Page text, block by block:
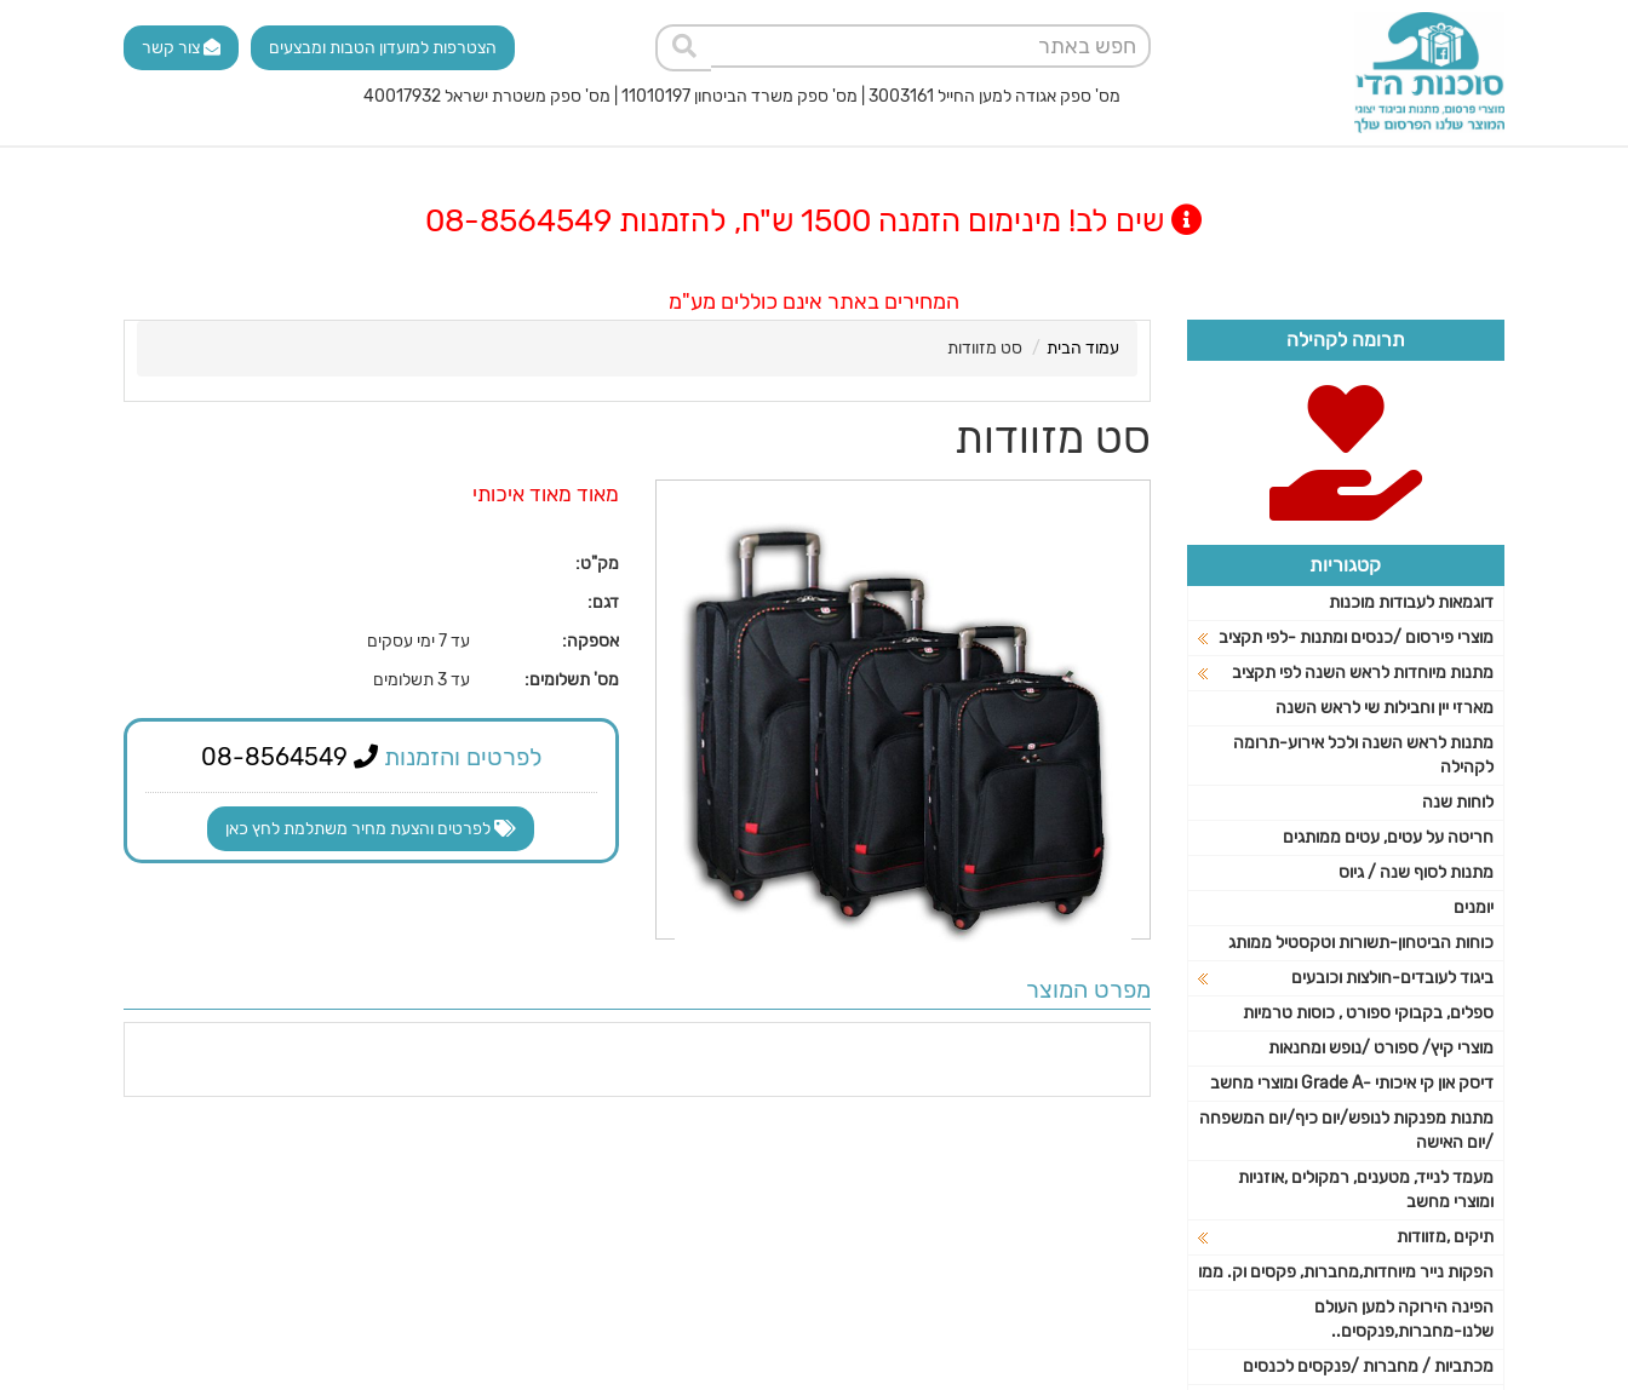
צור קשר הצטרפות למועדון הטבות ומבצעים
מס' ספק אגודה למען החייל 3003161 | מס' ספק משרד הביטחון 11010197 | מס' ספק משטרת ישראל 40017932
שים לב! מינימום הזמנה 1500 ש"ח, להזמנות 08-8564549
המחירים באתר אינם כוללים מע"מ
עמוד הבית סט מזוודות
סט מזוודות
מאוד מאוד איכותי
מק"ט:
דגם:
אספקה:
עד 7 ימי עסקים
מס' תשלומים:
עד 3 תשלומים
לפרטים והזמנות
לפרטים והצעת מחיר משתלמת לחץ כאן
מפרט המוצר
תרומה לקהילה
קטגוריות
דוגמאות לעבודות מוכנות
מוצרי פירסום /כנסים ומתנות -לפי תקציב
מתנות מיוחדות לראש השנה לפי תקציב
מארזי יין וחבילות שי לראש השנה
מתנות לראש השנה ולכל אירוע-תרומה
לקהילה
לוחות שנה
חריטה על עטים, עטים ממותגים
מתנות לסוף שנה / גיוס
יומנים
כוחות הביטחון-תשורות וטקסטיל ממותג
ביגוד לעובדים-חולצות וכובעים
ספלים, בקבוקי ספורט , כוסות טרמיות
מוצרי קיץ/ ספורט /נופש ומחנאות
דיסק און קי איכותי -Grade A ומוצרי מחשב
מתנות מפנקות לנופש/יום כיף/יום המשפחה
/יום האישה
מעמד לנייד, מטענים, רמקולים ,אוזניות
ומוצרי מחשב
תיקים ,מזוודות
הפקות נייר מיוחדות,מחברות, פקסים וק. ממו
הפינה הירוקה למען העולם
שלנו-מחברות,פנקסים..
מכתביות / מחברות /פנקסים לכנסים